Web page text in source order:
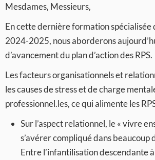
Mesdames, Messieurs,
En cette dernière formation spécialisée
2024-2025, nous aborderons
d’avancement du plan d’action des RPS.
Les facteurs organisationnels et
les causes de stress et de charge
professionnel.les, ce qui alimente les
Sur l’aspect relationnel, le « vivre
s’avérer compliqué dans beaucoup
Entre l’infantilisation descendante